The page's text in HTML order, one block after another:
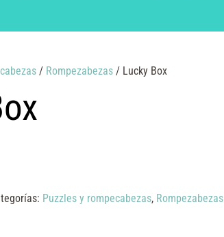
/ Rompezabezas/ Lucky Box
Puzzles y rompecabezas, Rompezabezas